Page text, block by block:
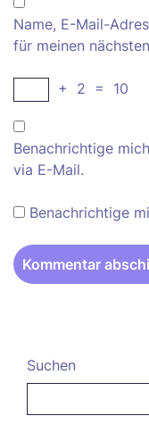
Name, E-Mail-
für meinen
+ 2 = 10
Benachrichtige
via E-Mail.
Benachrichtige
Suchen